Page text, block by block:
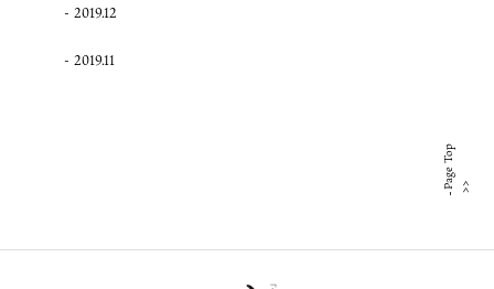
2019.12
2019.11
Page Top